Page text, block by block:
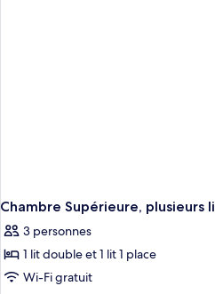
Chambre Supérieure, plusieurs
3 personnes
1 lit double et 1 lit 1 place
Wi-Fi gratuit